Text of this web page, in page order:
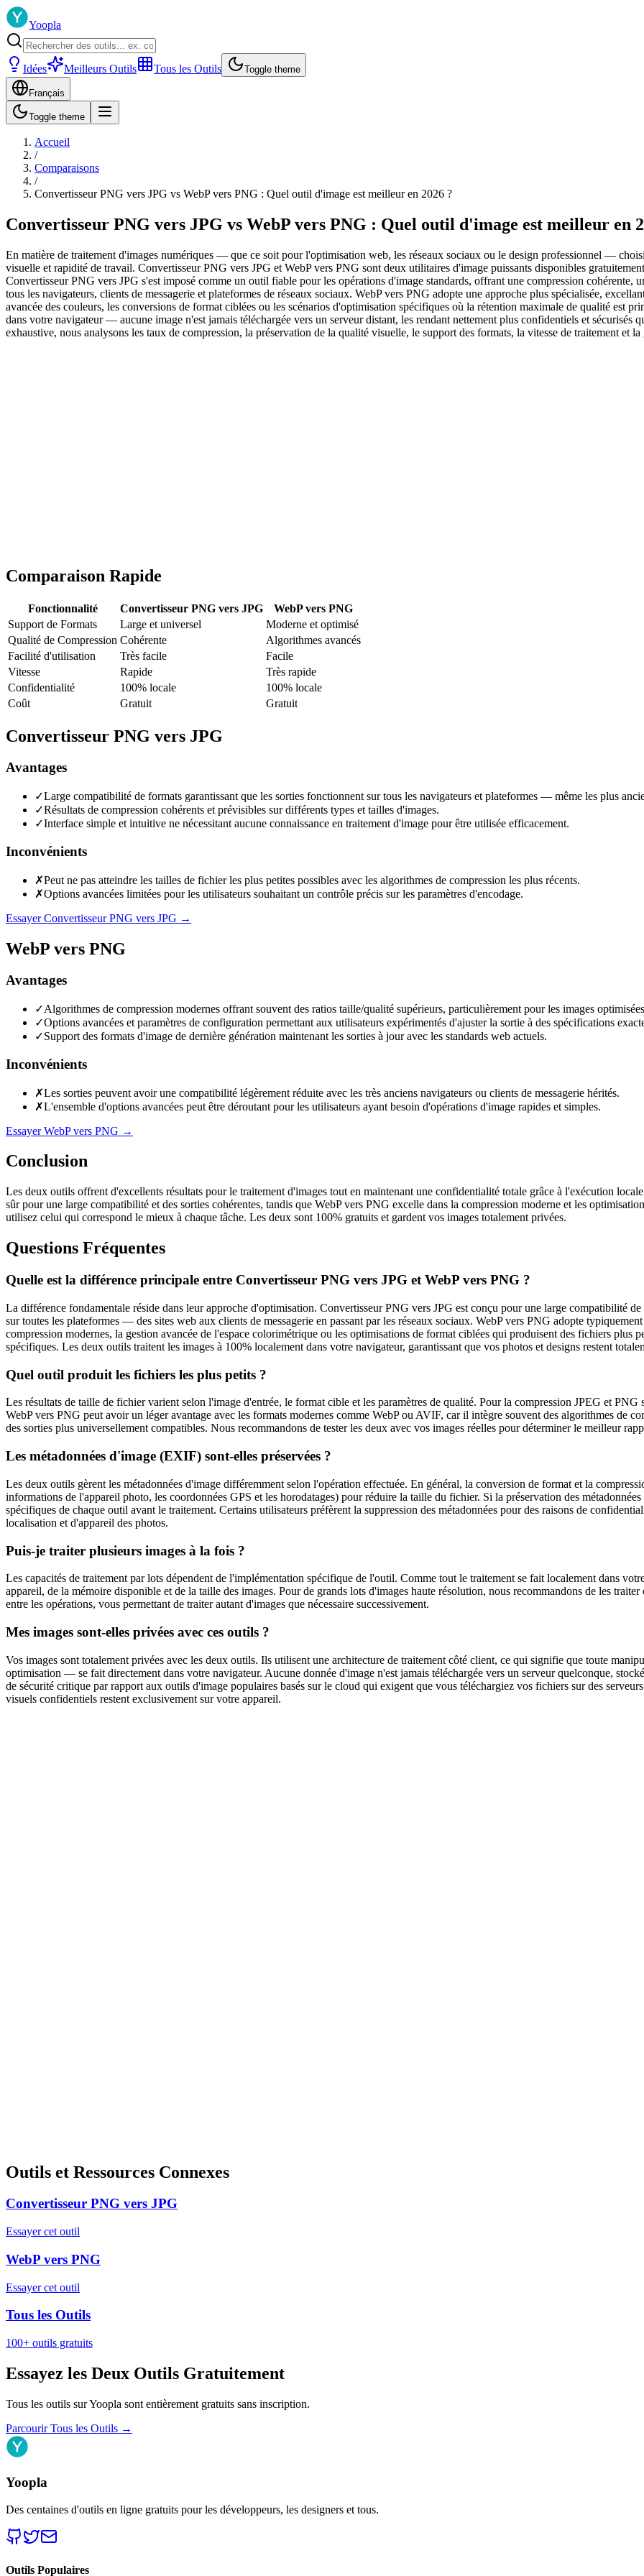
Yoopla
Idées Meilleurs Outils Tous les Outils Toggle theme
Français
Toggle theme
Accueil
/
Comparaisons
/
Convertisseur PNG vers JPG vs WebP vers PNG : Quel outil d'image est meilleur en 2026 ?
Convertisseur PNG vers JPG vs WebP vers PNG : Quel outil d'image est meilleur en
En matière de traitement d'images numériques — que ce soit pour l'optimisation web, les réseaux sociaux ou le design professionnel —
visuelle et rapidité de travail. Convertisseur PNG vers JPG et WebP vers PNG sont deux utilitaires d'image puissants disponibles
Convertisseur PNG vers JPG s'est imposé comme un outil fiable pour les opérations d'image standards, offrant une compression cohérente,
tous les navigateurs, clients de messagerie et plateformes de réseaux sociaux. WebP vers PNG adopte une approche plus spécialisée,
avancée des couleurs, les conversions de format ciblées ou les scénarios d'optimisation spécifiques où la rétention maximale de qualité est
dans votre navigateur — aucune image n'est jamais téléchargée vers un serveur distant, les rendant nettement plus confidentiels et sécurisés
exhaustive, nous analysons les taux de compression, la préservation de la qualité visuelle, le support des formats, la vitesse de traitement et la
Comparaison Rapide
Fonctionnalité Convertisseur PNG vers JPG
WebP vers PNG
Support de Formats
Large et universel
Moderne et optimisé
Qualité de Compression Cohérente
Algorithmes avancés
Facilité d'utilisation
Très facile
Facile
Vitesse
Rapide
Très rapide
Confidentialité
100% locale
100% locale
Coût
Gratuit Gratuit
Convertisseur PNG vers JPG
Avantages
✓Large compatibilité de formats garantissant que les sorties fonctionnent sur tous les navigateurs et plateformes — même les plus
✓Résultats de compression cohérents et prévisibles sur différents types et tailles d'images.
✓Interface simple et intuitive ne nécessitant aucune connaissance en traitement d'image pour être utilisée efficacement.
Inconvénients
✗Peut ne pas atteindre les tailles de fichier les plus petites possibles avec les algorithmes de compression les plus récents.
✗Options avancées limitées pour les utilisateurs souhaitant un contrôle précis sur les paramètres d'encodage.
Essayer Convertisseur PNG vers JPG →
WebP vers PNG
Avantages
✓Algorithmes de compression modernes offrant souvent des ratios taille/qualité supérieurs, particulièrement pour les images
✓Options avancées et paramètres de configuration permettant aux utilisateurs expérimentés d'ajuster la sortie à des spécifications
✓Support des formats d'image de dernière génération maintenant les sorties à jour avec les standards web actuels.
Inconvénients
✗Les sorties peuvent avoir une compatibilité légèrement réduite avec les très anciens navigateurs ou clients de messagerie hérités.
✗L'ensemble d'options avancées peut être déroutant pour les utilisateurs ayant besoin d'opérations d'image rapides et simples.
Essayer WebP vers PNG →
Conclusion
Les deux outils offrent d'excellents résultats pour le traitement d'images tout en maintenant une confidentialité totale grâce à l'exécution
sûr pour une large compatibilité et des sorties cohérentes, tandis que WebP vers PNG excelle dans la compression moderne et les
utilisez celui qui correspond le mieux à chaque tâche. Les deux sont 100% gratuits et gardent vos images totalement privées.
Questions Fréquentes
Quelle est la différence principale entre Convertisseur PNG vers JPG et WebP vers PNG ?
La différence fondamentale réside dans leur approche d'optimisation. Convertisseur PNG vers JPG est conçu pour une large compatibilité
sur toutes les plateformes — des sites web aux clients de messagerie en passant par les réseaux sociaux. WebP vers PNG adopte
compression modernes, la gestion avancée de l'espace colorimétrique ou les optimisations de format ciblées qui produisent des fichiers plus
spécifiques. Les deux outils traitent les images à 100% localement dans votre navigateur, garantissant que vos photos et designs restent
Quel outil produit les fichiers les plus petits ?
Les résultats de taille de fichier varient selon l'image d'entrée, le format cible et les paramètres de qualité. Pour la compression JPEG et
WebP vers PNG peut avoir un léger avantage avec les formats modernes comme WebP ou AVIF, car il intègre souvent des algorithmes de
des sorties plus universellement compatibles. Nous recommandons de tester les deux avec vos images réelles pour déterminer le meilleur
Les métadonnées d'image (EXIF) sont-elles préservées ?
Les deux outils gèrent les métadonnées d'image différemment selon l'opération effectuée. En général, la conversion de format et la
informations de l'appareil photo, les coordonnées GPS et les horodatages) pour réduire la taille du fichier. Si la préservation des
spécifiques de chaque outil avant le traitement. Certains utilisateurs préfèrent la suppression des métadonnées pour des raisons de
localisation et d'appareil des photos.
Puis-je traiter plusieurs images à la fois ?
Les capacités de traitement par lots dépendent de l'implémentation spécifique de l'outil. Comme tout le traitement se fait localement dans
appareil, de la mémoire disponible et de la taille des images. Pour de grands lots d'images haute résolution, nous recommandons de les
entre les opérations, vous permettant de traiter autant d'images que nécessaire successivement.
Mes images sont-elles privées avec ces outils ?
Vos images sont totalement privées avec les deux outils. Ils utilisent une architecture de traitement côté client, ce qui signifie que toute
optimisation — se fait directement dans votre navigateur. Aucune donnée d'image n'est jamais téléchargée vers un serveur quelconque,
de sécurité critique par rapport aux outils d'image populaires basés sur le cloud qui exigent que vous téléchargiez vos fichiers sur des
visuels confidentiels restent exclusivement sur votre appareil.
Outils et Ressources Connexes
Convertisseur PNG vers JPG
Essayer cet outil
WebP vers PNG
Essayer cet outil
Tous les Outils
100+ outils gratuits
Essayez les Deux Outils Gratuitement
Tous les outils sur Yoopla sont entièrement gratuits sans inscription.
Parcourir Tous les Outils →
Yoopla
Des centaines d'outils en ligne gratuits pour les développeurs, les designers et tous.
Outils Populaires